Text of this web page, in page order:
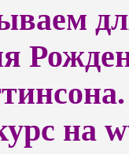
на